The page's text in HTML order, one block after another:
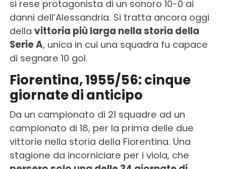
si rese protagonista di un sonoro 10-0 ai
danni dell’Alessandria. Si tratta ancora oggi
della vittoria più larga nella storia della
Serie A, unica in cui una squadra fu capace
di segnare 10 gol.
Fiorentina, 1955/56: cinque
giornate di anticipo
Da un campionato di 21 squadre ad un
campionato di 18, per la prima delle due
vittorie nella storia della Fiorentina. Una
stagione da incorniciare per i viola, che